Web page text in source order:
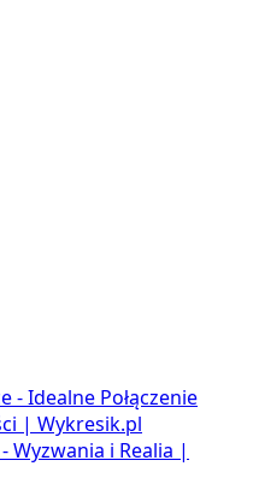
- Idealne Połączenie
| Wykresik.pl
Wyzwania i Realia |